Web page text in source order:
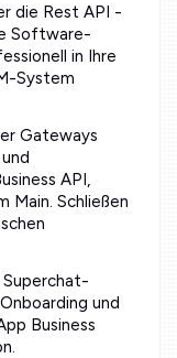
die Rest API -
Software-
in Ihre
System
Gateways
API,
Main. Schließen
Superchat-
und
Business